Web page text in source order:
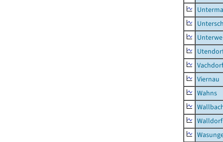
Vachdorf
Viernau
Wahns
Walldorf